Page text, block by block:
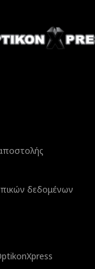
δεδομένων